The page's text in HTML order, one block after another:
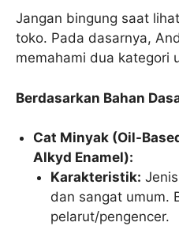
Jangan bingung saat
toko. Pada dasarnya,
memahami dua kategori
Berdasarkan Bahan
Cat Minyak (Oil-
Alkyd Enamel):
Karakteristik:
dan sangat umum.
pelarut/pengencer.